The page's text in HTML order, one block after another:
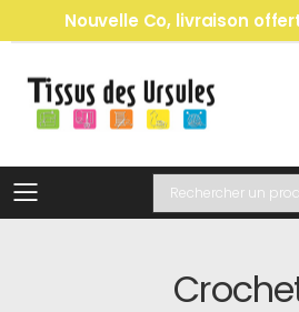
Nouvelle Co, livraison
Toggle mobile
Recherche